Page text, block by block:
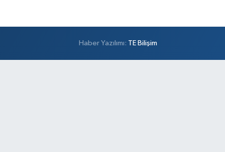
Haber Yazılımı: TE Bilişim